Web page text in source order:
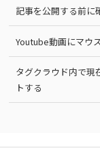
記事を公開する前に
Youtube動画にマウ
タグクラウド内で現
トする